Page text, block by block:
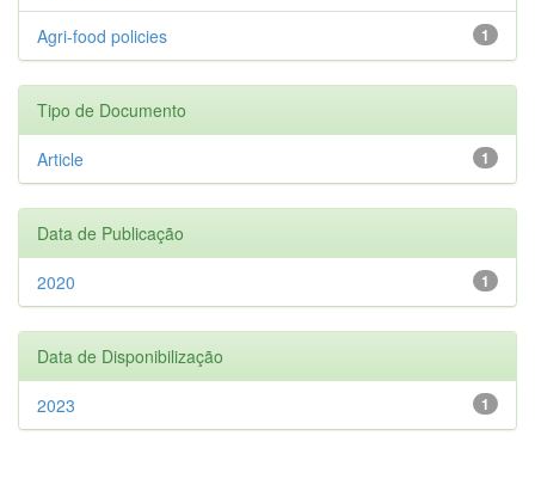
1
Agri-food policies
Tipo de Documento
1
Article
Data de Publicação
1
2020
Data de Disponibilização
1
2023